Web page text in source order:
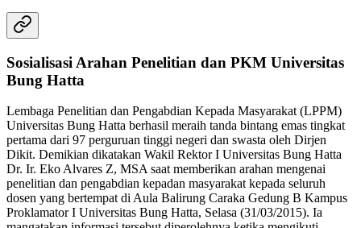
Sosialisasi Arahan Penelitian dan PKM Universitas
Bung Hatta
Lembaga Penelitian dan Pengabdian Kepada Masyarakat (LPPM)
Universitas Bung Hatta berhasil meraih tanda bintang emas tingkat
pertama dari 97 perguruan tinggi negeri dan swasta oleh Dirjen
Dikit. Demikian dikatakan Wakil Rektor I Universitas Bung Hatta
Dr. Ir. Eko Alvares Z, MSA saat memberikan arahan mengenai
penelitian dan pengabdian kepadan masyarakat kepada seluruh
dosen yang bertempat di Aula Balirung Caraka Gedung B Kampus
Proklamator I Universitas Bung Hatta, Selasa (31/03/2015). Ia